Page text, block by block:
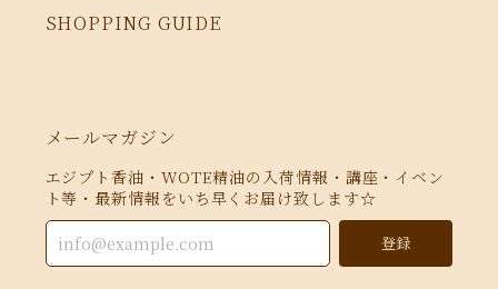
SHOPPING GUIDE
メールマガジン
エジプト香油・WOTE精油の入荷情報・講座・イベン
ト等・最新情報をいち早くお届け致します☆
登録